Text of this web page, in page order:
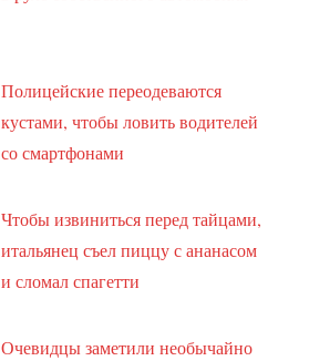
Полицейские переодеваются
кустами, чтобы ловить водителей
со смартфонами
Чтобы извиниться перед тайцами,
итальянец съел пиццу с ананасом
и сломал спагетти
Очевидцы заметили необычайно